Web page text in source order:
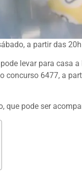
a partir das
levar para casa
concurso 6477, a
que pode ser